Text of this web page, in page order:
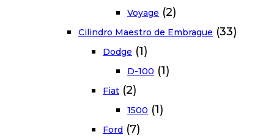
Voyage (2)
Cilindro Maestro de Embrague (33)
Dodge (1)
D-100 (1)
Fiat (2)
1500 (1)
Ford (7)